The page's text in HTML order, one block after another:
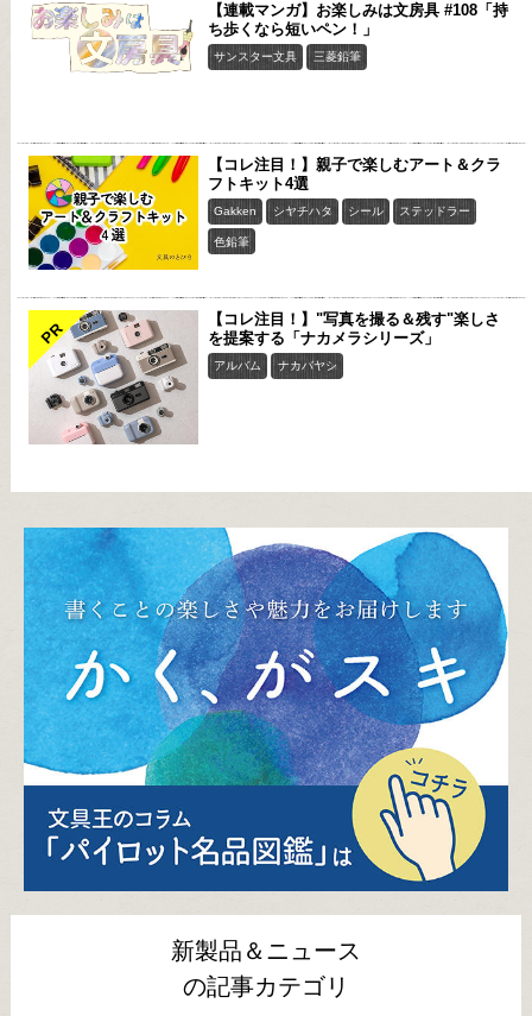
【連載マンガ】お楽しみは文房具 #108「持
ち歩くなら短いペン！」
サンスター文具 三菱鉛筆
【コレ注目！】親子で楽しむアート＆クラ
フトキット4選
Gakken シヤチハタ シール ステッドラー
色鉛筆
PR
【コレ注目！】"写真を撮る＆残す"楽しさ
を提案する「ナカメラシリーズ」
アルバム ナカバヤシ
新製品＆ニュース
の記事カテゴリ